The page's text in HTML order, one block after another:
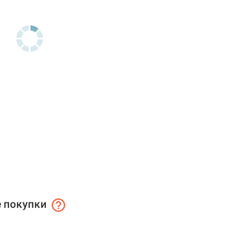
покупки